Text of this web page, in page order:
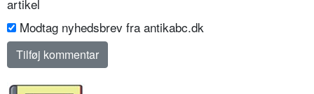
artikel
Modtag nyhedsbrev fra antikabc.dk